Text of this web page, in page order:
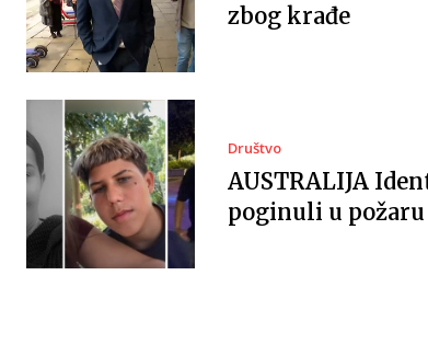
zbog krađe
Društvo
AUSTRALIJA
poginuli u požaru